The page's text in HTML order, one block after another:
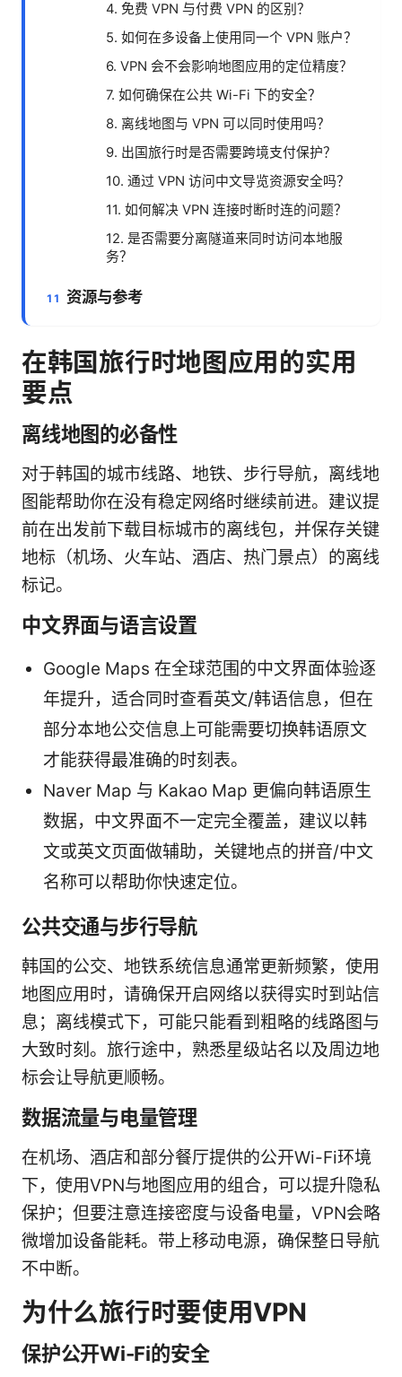
4. 免费 VPN 与付费 VPN 的区别？
5. 如何在多设备上使用同一个 VPN 账户？
6. VPN 会不会影响地图应用的定位精度？
7. 如何确保在公共 Wi-Fi 下的安全？
8. 离线地图与 VPN 可以同时使用吗？
9. 出国旅行时是否需要跨境支付保护？
10. 通过 VPN 访问中文导览资源安全吗？
11. 如何解决 VPN 连接时断时连的问题？
12. 是否需要分离隧道来同时访问本地服
务？
资源与参考
在韩国旅行时地图应用的实用
要点
离线地图的必备性
对于韩国的城市线路、地铁、步行导航，离线地
图能帮助你在没有稳定网络时继续前进。建议提
前在出发前下载目标城市的离线包，并保存关键
地标（机场、火车站、酒店、热门景点）的离线
标记。
中文界面与语言设置
Google Maps 在全球范围的中文界面体验逐
年提升，适合同时查看英文/韩语信息，但在
部分本地公交信息上可能需要切换韩语原文
才能获得最准确的时刻表。
Naver Map 与 Kakao Map 更偏向韩语原生
数据，中文界面不一定完全覆盖，建议以韩
文或英文页面做辅助，关键地点的拼音/中文
名称可以帮助你快速定位。
公共交通与步行导航
韩国的公交、地铁系统信息通常更新频繁，使用
地图应用时，请确保开启网络以获得实时到站信
息；离线模式下，可能只能看到粗略的线路图与
大致时刻。旅行途中，熟悉星级站名以及周边地
标会让导航更顺畅。
数据流量与电量管理
在机场、酒店和部分餐厅提供的公开Wi-Fi环境
下，使用VPN与地图应用的组合，可以提升隐私
保护；但要注意连接密度与设备电量，VPN会略
微增加设备能耗。带上移动电源，确保整日导航
不中断。
为什么旅行时要使用VPN
保护公开Wi-Fi的安全